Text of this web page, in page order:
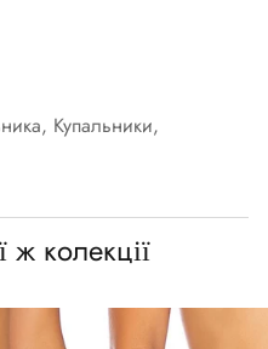
Купальники,
ж колекції